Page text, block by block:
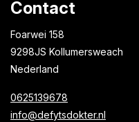
Contact
Foarwei 158
9298JS Kollumersweach
Nederland
0625139678
info@defytsdokter.nl